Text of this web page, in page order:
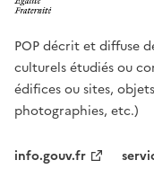
POP décrit et diffuse
culturels étudiés ou
édifices ou sites,
photographies, etc.)
info.gouv.fr